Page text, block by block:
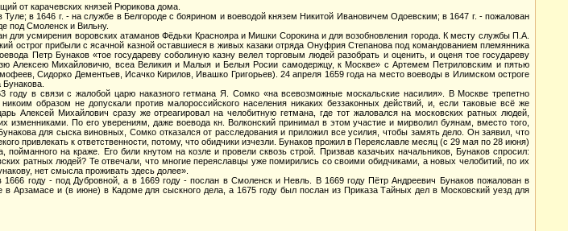
от карачевских князей Рюрикова дома.
в 1646 г. - на службе в Белгороде с боярином и воеводой князем Никитой Ивановичем Одоевским; в 1647 г. - пожалован
под Смоленск и Вильну.
для усмирения воровских атаманов Фёдьки Краснояра и Мишки Сорокина и для возобновления города. К месту службы П.А.
острог прибыли с ясачной казной оставшиеся в живых казаки отряда Онуфрия Степанова под командованием племянника
Петр Бунаков «тое государеву соболиную казну велел торговым людей разобрать и оценить, и оценя тое государеву
Алексею Михайловичю, всеа Великия и Малыя и Белыя Росии самодержцу, к Москве» с Артемем Петриловским и пятью
Сидорко Дементьев, Исачко Кирилов, Ивашко Григорьев). 24 апреля 1659 года на место воеводы в Илимском остроге
году в связи с жалобой царю наказного гетмана Я. Сомко «на всевозможные москальские насилия». В Москве трепетно
образом не допускали против малороссийского населения никаких беззаконных действий, и, если таковые всё же
Алексей Михайлович сразу же отреагировал на челобитную гетмана, где тот жаловался на московских ратных людей,
изменниками. По его уверениям, даже воевода кн. Волконский принимал в этом участие и мирволил буянам, вместо того,
для сыска виновных, Сомко отказался от расследования и приложил все усилия, чтобы замять дело. Он заявил, что
привлекать к ответственности, потому, что обидчики изчезли. Бунаков прожил в Переяславле месяц (с 29 мая по 28 июня)
пойманного на краже. Его били кнутом на козле и провели сквозь строй. Призвав казачьих начальников, Бунаков спросил:
ратных людей? Те отвечали, что многие переяславцы уже помирились со своими обидчиками, а новых челобитий, по их
нет смысла проживать здесь долее».
году - под Дубровной, а в 1669 году - послан в Смоленск и Невль. В 1669 году Пётр Андреевич Бунаков пожалован в
в Арзамасе и (в июне) в Кадоме для сыскного дела, а 1675 году был послан из Приказа Тайных дел в Московский уезд для